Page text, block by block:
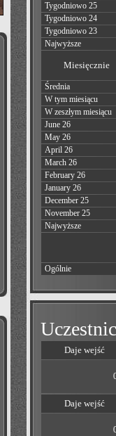
Tygodniowo 25
Tygodniowo 24
Tygodniowo 23
Najwyższe
Miesięcznie
Średnia
W tym miesiącu
W zeszłym miesiącu
June 26
May 26
April 26
March 26
February 26
January 26
December 25
November 25
Najwyższe
Ogólnie
Daje wejść
Daje wejść